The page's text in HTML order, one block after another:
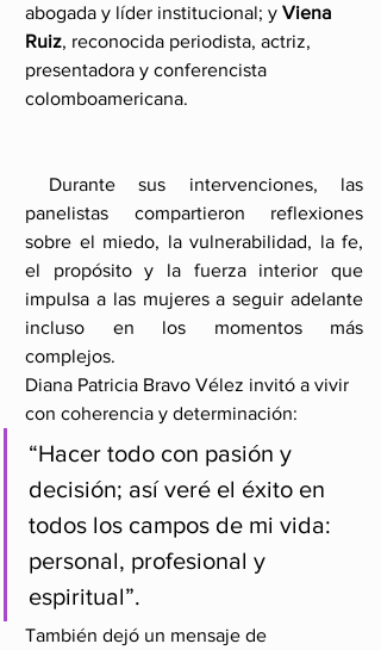
abogada y líder institucional; y Viena
Ruiz, reconocida periodista, actriz,
presentadora y conferencista
colomboamericana.
Durante sus intervenciones, las
panelistas compartieron reflexiones
sobre el miedo, la vulnerabilidad, la fe,
el propósito y la fuerza interior que
impulsa a las mujeres a seguir adelante
incluso en los momentos más
complejos.
Diana Patricia Bravo Vélez invitó a vivir
con coherencia y determinación:
“Hacer todo con pasión y
decisión; así veré el éxito en
todos los campos de mi vida:
personal, profesional y
espiritual”.
También dejó un mensaje de